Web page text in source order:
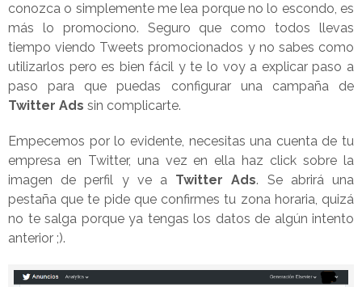
conozca o simplemente me lea porque no lo escondo, es
más lo promociono. Seguro que como todos llevas
tiempo viendo Tweets promocionados y no sabes como
utilizarlos pero es bien fácil y te lo voy a explicar paso a
paso para que puedas configurar una campaña de
Twitter Ads sin complicarte.
Empecemos por lo evidente, necesitas una cuenta de tu
empresa en Twitter, una vez en ella haz click sobre la
imagen de perfil y ve a Twitter Ads. Se abrirá una
pestaña que te pide que confirmes tu zona horaria, quizá
no te salga porque ya tengas los datos de algún intento
anterior ;).